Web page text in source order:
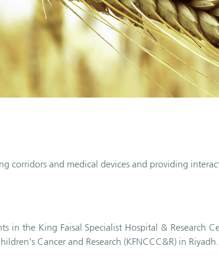
corridors and medical devices and providing
in the King Faisal Specialist Hospital & Research
Cancer and Research (KFNCCC&R) in Riyadh.